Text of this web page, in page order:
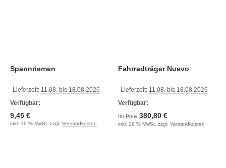
Spannriemen
Lieferzeit: 11.08. bis 18.08.2026
Verfügbar:
9,45 €
inkl. 19 % MwSt. zzgl. Versandkosten
Fahrradträger Nuevo
Lieferzeit: 11.08. bis 18.08.2026
Verfügbar:
Ihr Preis 380,80 €
inkl. 19 % MwSt. zzgl. Versandkosten